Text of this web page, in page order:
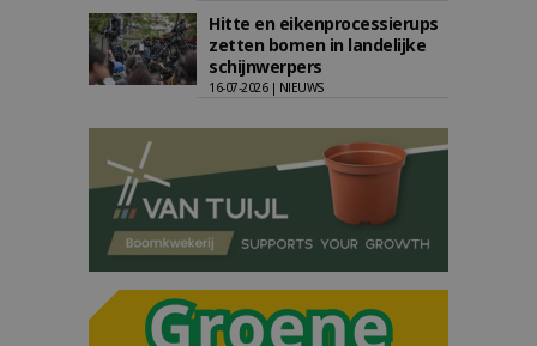
Hitte en eikenprocessierups
zetten bomen in landelijke
schijnwerpers
16-07-2026 | NIEUWS